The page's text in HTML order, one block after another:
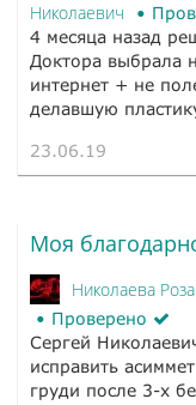
Николаевич
4 месяца назад
Доктора выбрала
интернет + не
делавшую
23.06.19
Моя
Николаева
Проверено
Сергей
исправить
груди после 3-х